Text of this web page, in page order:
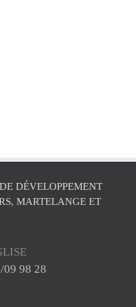
DÉVELOPPEMENT
MARTELANGE ET
09 98 28